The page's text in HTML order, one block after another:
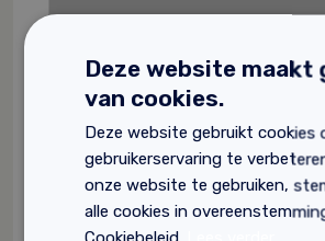
Deze website maakt
van cookies.
Deze website gebruikt cookies
gebruikerservaring te
onze website te gebruiken,
alle cookies in